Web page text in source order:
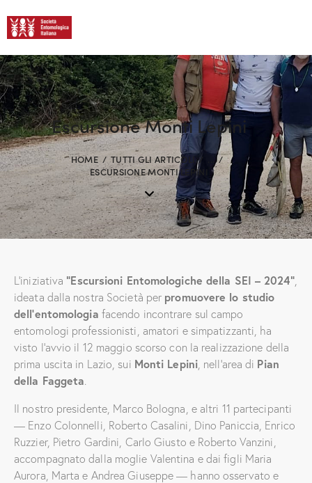
Escursione Monti Lepini
HOME TUTTI GLI ARTICOLI
ESCURSIONE MONTI LEPINI
L’iniziativa “Escursioni Entomologiche della SEI – 2024”,
ideata dalla nostra Società per promuovere lo studio
dell’entomologia facendo incontrare sul campo
entomologi professionisti, amatori e simpatizzanti, ha
visto l’avvio il 12 maggio scorso con la realizzazione della
prima uscita in Lazio, sui Monti Lepini, nell’area di Pian
della Faggeta
Il nostro presidente, Marco Bologna, e altri 11 partecipanti
— Enzo Colonnelli, Roberto Casalini, Dino Paniccia, Enrico
Ruzzier, Pietro Gardini, Carlo Giusto e Roberto Vanzini,
accompagnato dalla moglie Valentina e dai figli Maria
Aurora, Marta e Andrea Giuseppe — hanno osservato e